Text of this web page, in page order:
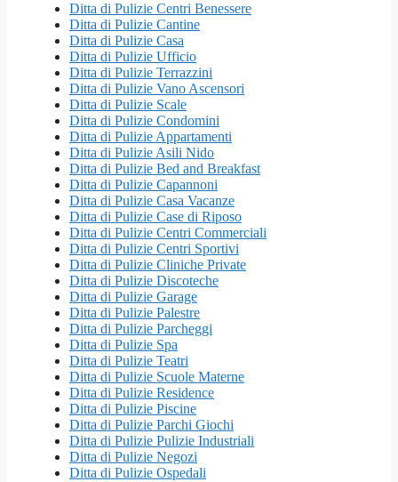
Ditta di Pulizie Centri Benessere
Ditta di Pulizie Cantine
Ditta di Pulizie Casa
Ditta di Pulizie Ufficio
Ditta di Pulizie Terrazzini
Ditta di Pulizie Vano Ascensori
Ditta di Pulizie Scale
Ditta di Pulizie Condomini
Ditta di Pulizie Appartamenti
Ditta di Pulizie Asili Nido
Ditta di Pulizie Bed and Breakfast
Ditta di Pulizie Capannoni
Ditta di Pulizie Casa Vacanze
Ditta di Pulizie Case di Riposo
Ditta di Pulizie Centri Commerciali
Ditta di Pulizie Centri Sportivi
Ditta di Pulizie Cliniche Private
Ditta di Pulizie Discoteche
Ditta di Pulizie Garage
Ditta di Pulizie Palestre
Ditta di Pulizie Parcheggi
Ditta di Pulizie Spa
Ditta di Pulizie Teatri
Ditta di Pulizie Scuole Materne
Ditta di Pulizie Residence
Ditta di Pulizie Piscine
Ditta di Pulizie Parchi Giochi
Ditta di Pulizie Pulizie Industriali
Ditta di Pulizie Negozi
Ditta di Pulizie Ospedali